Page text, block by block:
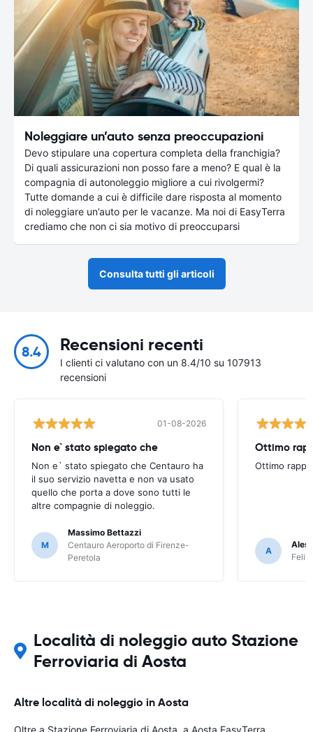
Noleggiare un’auto senza preoccupazioni
Devo stipulare una copertura completa della franchigia?
Di quali assicurazioni non posso fare a meno? E qual è la
compagnia di autonoleggio migliore a cui rivolgermi?
Tutte domande a cui è difficile dare risposta al momento
di noleggiare un’auto per le vacanze. Ma noi di EasyTerra
crediamo che non ci sia motivo di preoccuparsi
Consulta tutti gli articoli
8.4 Recensioni recenti
I clienti ci valutano con un 8.4/10 su 107913
recensioni
01-08-2026
Non e` stato spiegato che
Non e` stato spiegato che Centauro ha
il suo servizio navetta e non va usato
quello che porta a dove sono tutti le
altre compagnie di noleggio.
M
Massimo Bettazzi
Centauro Aeroporto di Firenze-
Peretola
Ottimo
Ottimo
A
Località di noleggio auto Stazione
Ferroviaria di Aosta
Altre località di noleggio in Aosta
Oltre a Stazione Ferroviaria di Aosta, a Aosta EasyTerra